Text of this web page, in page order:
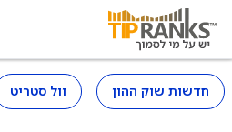
חדשות שוק ההון וול סטריט